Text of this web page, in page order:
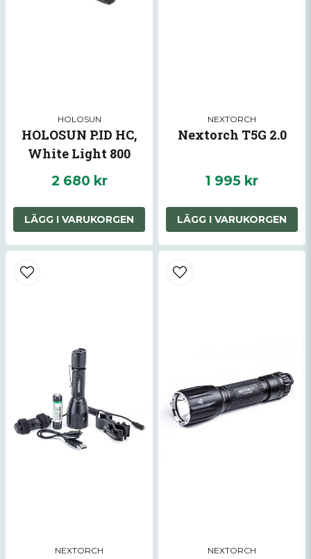
HOLOSUN
HOLOSUN P.ID HC,
White Light 800
Lumen, Aluminum
Housing, Pistol
2 680 kr
LÄGG I VARUKORGEN
NEXTORCH
Nextorch T5G 2.0
1 995 kr
LÄGG I VARUKORGEN
NEXTORCH NEXTORCH